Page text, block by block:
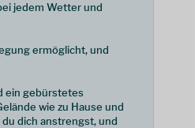
jedem Wetter und
ermöglicht, und
ein gebürstetes
wie zu Hause und
dich anstrengst, und